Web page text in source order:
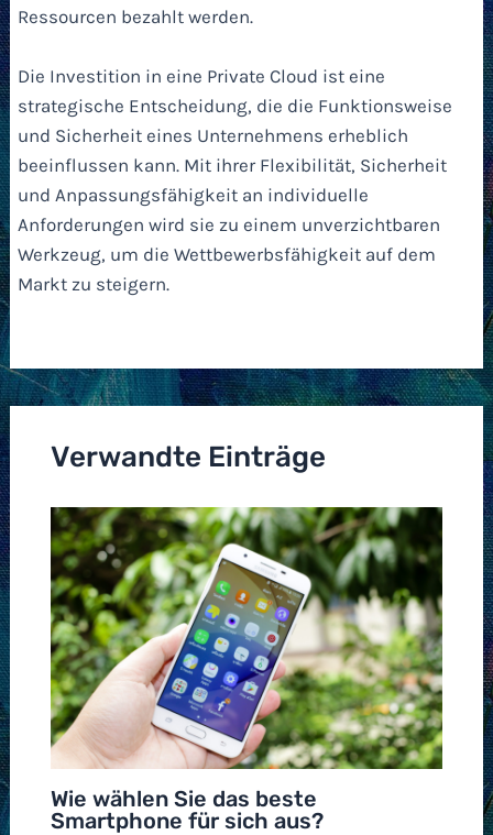
Ressourcen bezahlt werden.
Die Investition in eine Private Cloud ist eine
strategische Entscheidung, die die Funktionsweise
und Sicherheit eines Unternehmens erheblich
beeinflussen kann. Mit ihrer Flexibilität, Sicherheit
und Anpassungsfähigkeit an individuelle
Anforderungen wird sie zu einem unverzichtbaren
Werkzeug, um die Wettbewerbsfähigkeit auf dem
Markt zu steigern.
Verwandte Einträge
Wie wählen Sie das beste
Smartphone für sich aus?